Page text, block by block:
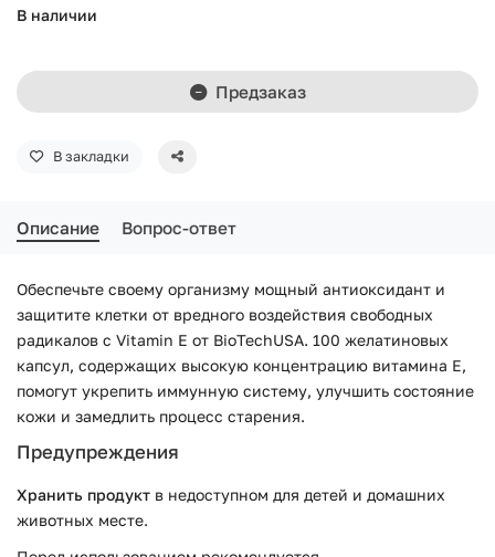
В наличии
Предзаказ
В закладки
Описание Вопрос-ответ
Обеспечьте своему организму мощный антиоксидант и
защитите клетки от вредного воздействия свободных
радикалов с Vitamin E от BioTechUSA. 100 желатиновых
капсул, содержащих высокую концентрацию витамина Е,
помогут укрепить иммунную систему, улучшить состояние
кожи и замедлить процесс старения.
Предупреждения
Хранить продукт в недоступном для детей и домашних
животных месте.